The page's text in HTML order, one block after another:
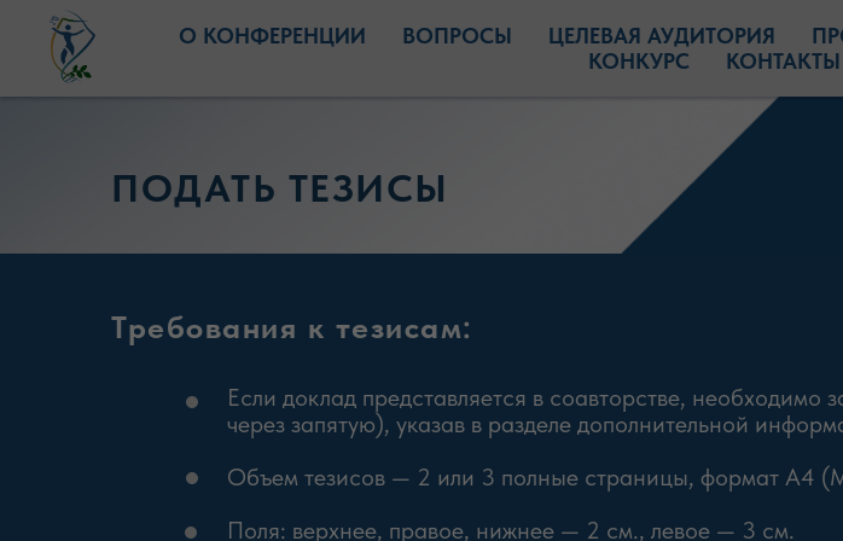
О КОНФЕРЕНЦИИ ВОПРОСЫ ЦЕЛЕВАЯ АУДИТОРИЯ
КОНКУРС
КОНТАКТЫ
ПОДАТЬ ТЕЗИСЫ
Если доклад представляется в соавторстве, необходимо
через запятую), указав в разделе дополнительной
Объем тезисов — 2 или 3 полные страницы, формат А4
Поля: верхнее, правое, нижнее — 2 см., левое — 3 см.
Требования к тезисам: